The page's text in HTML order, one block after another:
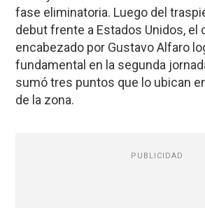
fase eliminatoria. Luego del
debut frente a Estados Unidos, el
encabezado por Gustavo Alfaro
fundamental en la segunda
sumó tres puntos que lo ubican
de la zona.
PUBLICIDAD